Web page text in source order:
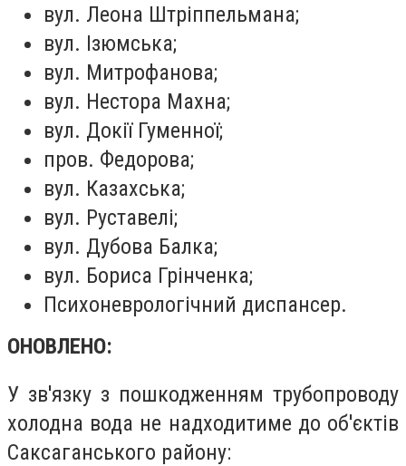
вул. Леона Штріппельмана;
вул. Ізюмська;
вул. Митрофанова;
вул. Нестора Махна;
вул. Докії Гуменної;
пров. Федорова;
вул. Казахська;
вул. Руставелі;
вул. Дубова Балка;
вул. Бориса Грінченка;
Психоневрологічний диспансер.
ОНОВЛЕНО:
У зв'язку з пошкодженням трубопроводу
холодна вода не надходитиме до об'єктів
Саксаганського району: